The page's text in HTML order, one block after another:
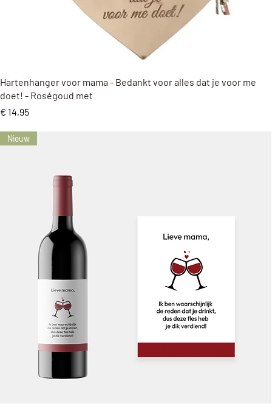
Snel overzicht
Hartenhanger voor mama - Bedankt voor alles dat je voor me
doet! - Roségoud met
Prijs
€ 14,95
Nieuw